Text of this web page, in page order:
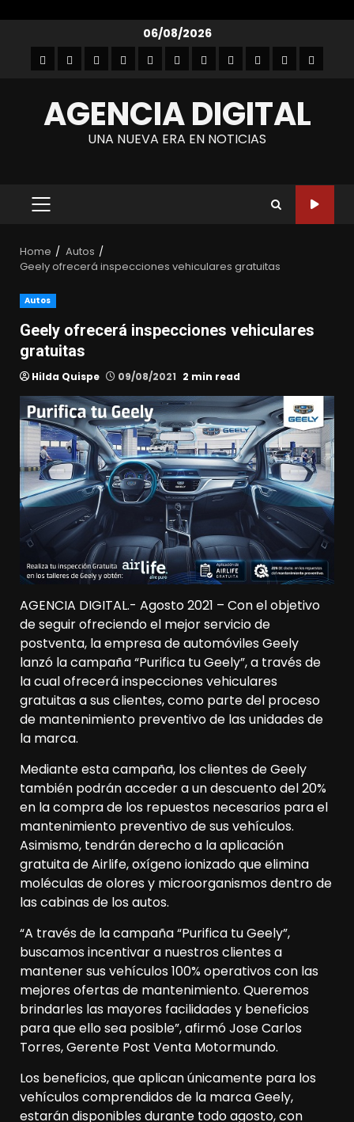
content
06/08/2026
InicioEmpresarial
Entretenimiento
Entrevistas
AutosGastronomía
Lanzamientos
NoticiasModa
belleza
Tecnología
AGENCIA DIGITAL
UNA NUEVA ERA EN NOTICIAS
PRIMARY
Home
Autos
Geely ofrecerá inspecciones vehiculares gratuitas
Autos
Geely ofrecerá inspecciones vehiculares
gratuitas
Hilda Quispe 09/08/2021 2 min read
AGENCIA DIGITAL.- Agosto 2021 – Con el objetivo
de seguir ofreciendo el mejor servicio de
postventa, la empresa de automóviles Geely
lanzó la campaña “Purifica tu Geely”, a través de
la cual ofrecerá inspecciones vehiculares
gratuitas a sus clientes, como parte del proceso
de mantenimiento preventivo de las unidades de
la marca.
Mediante esta campaña, los clientes de Geely
también podrán acceder a un descuento del 20%
en la compra de los repuestos necesarios para el
mantenimiento preventivo de sus vehículos.
Asimismo, tendrán derecho a la aplicación
gratuita de Airlife, oxígeno ionizado que elimina
moléculas de olores y microorganismos dentro de
las cabinas de los autos.
“A través de la campaña “Purifica tu Geely”,
buscamos incentivar a nuestros clientes a
mantener sus vehículos 100% operativos con las
mejores ofertas de mantenimiento. Queremos
brindarles las mayores facilidades y beneficios
para que ello sea posible”, afirmó Jose Carlos
Torres, Gerente Post Venta Motormundo.
Los beneficios, que aplican únicamente para los
vehículos comprendidos de la marca Geely,
estarán disponibles durante todo agosto, con